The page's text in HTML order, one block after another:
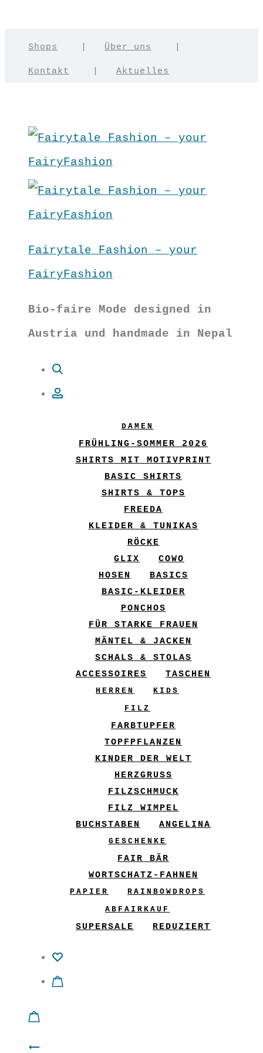
Shops Über uns
Kontakt Aktuelles
Fairytale Fashion – your
FairyFashion
Bio-faire Mode designed in
Austria und handmade in Nepal
DAMEN
FRÜHLING-SOMMER 2026
SHIRTS MIT MOTIVPRINT
BASIC SHIRTS
SHIRTS & TOPS
FREEDA
KLEIDER & TUNIKAS
RÖCKE
GLIX
COWO
HOSEN
BASICS
BASIC-KLEIDER
PONCHOS
FÜR STARKE FRAUEN
MÄNTEL & JACKEN
SCHALS & STOLAS
ACCESSOIRES
TASCHEN
HERREN
KIDS
FILZ
FARBTUPFER
TOPFPFLANZEN
KINDER DER WELT
HERZGRUSS
FILZSCHMUCK
FILZ WIMPEL
BUCHSTABEN
ANGELINA
GESCHENKE
FAIR BÄR
WORTSCHATZ-FAHNEN
PAPIER
RAINBOWDROPS
ABFAIRKAUF
SUPERSALE REDUZIERT